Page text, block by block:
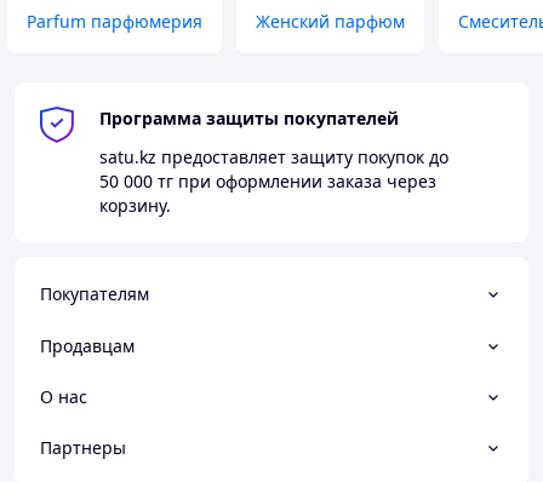
Parfum парфюмерия Женский парфюм
Программа защиты покупателей
satu.kz предоставляет защиту покупок до
50 000 тг при оформлении заказа через
корзину.
Покупателям
Продавцам
О нас
Партнеры